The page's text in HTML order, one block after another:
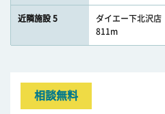
近隣施設 5
ダイエー下北沢店
811m
相談無料